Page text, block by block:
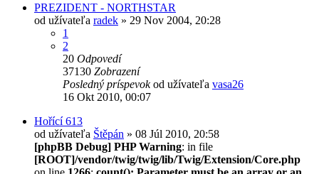
PREZIDENT - NORTHSTAR
od užívateľa radek » 29 Nov 2004, 20:28
1
2
20 Odpovedí
37130 Zobrazení
Posledný príspevokod užívateľa vasa26
16 Okt 2010, 00:07
Hořící 613
od užívateľa Štěpán » 08 Júl 2010, 20:58
[phpBB Debug] PHP Warning: in file
[ROOT]/vendor/twig/twig/lib/Twig/Extension/Core.php